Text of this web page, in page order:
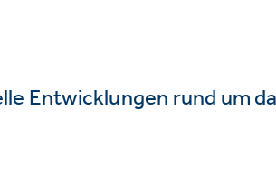
Entwicklungen rund um